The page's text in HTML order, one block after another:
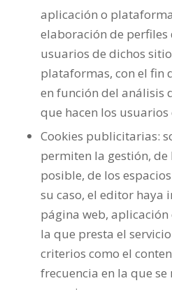
aplicación o
elaboración de perfiles
usuarios de dichos
plataformas, con el fin
en función del análisis
que hacen los usuarios
Cookies publicitarias:
permiten la gestión,
posible, de los
su caso, el editor haya
página web,
la que presta el
criterios como el
frecuencia en la que